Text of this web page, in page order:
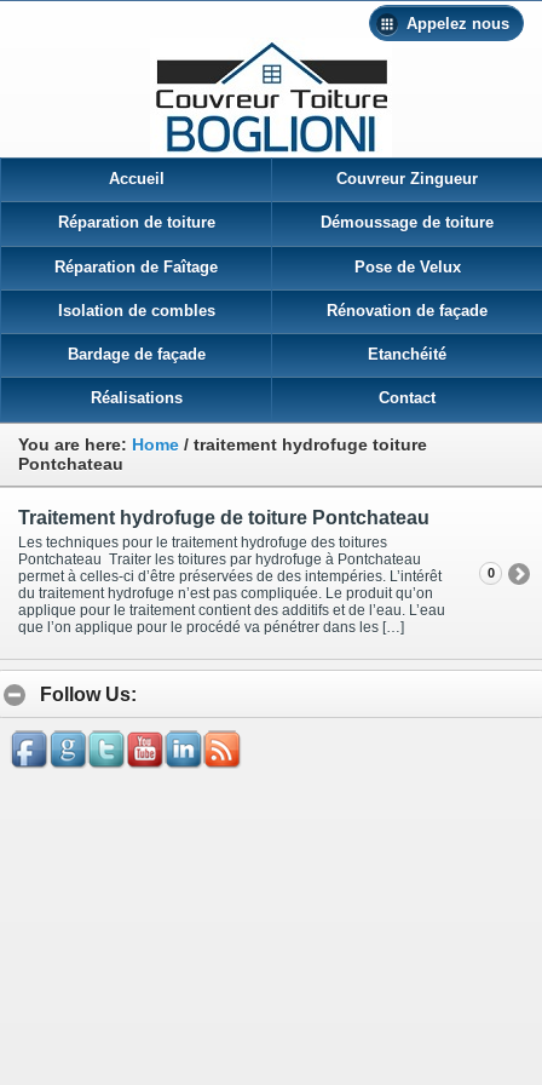
Appelez nous
Accueil Couvreur Zingueur
Réparation de toiture Démoussage de toiture
Réparation de Faîtage Pose de Velux
Isolation de combles Rénovation de façade
Bardage de façade Etanchéité
Réalisations Contact
You are here: Home / traitement hydrofuge toiture
Pontchateau
Traitement hydrofuge de toiture Pontchateau
Les techniques pour le traitement hydrofuge des toitures
Pontchateau Traiter les toitures par hydrofuge à Pontchateau
permet à celles-ci d’être préservées de des intempéries. L’intérêt
du traitement hydrofuge n’est pas compliquée. Le produit qu’on
applique pour le traitement contient des additifs et de l’eau. L’eau
que l’on applique pour le procédé va pénétrer dans les […]
0
Follow Us: